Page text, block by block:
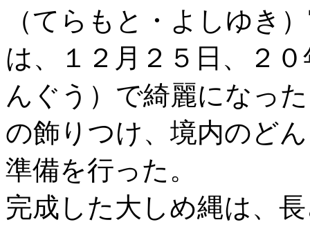
（てらもと・よしゆき
は、１２月２５日、２
んぐう）で綺麗になっ
の飾りつけ、境内のど
準備を行った。
完成した大しめ縄は、